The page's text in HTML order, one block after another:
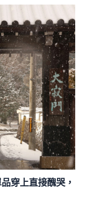
穿上直接醜哭，